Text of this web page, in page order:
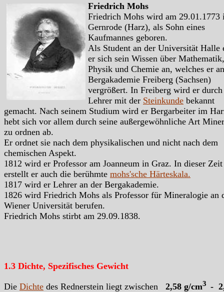
Friedrich Mohs
Friedrich Mohs wird am 29.01.1773
Gernrode (Harz), als Sohn eines
Kaufmannes geboren.
Als Student an der Universität Halle
er sich sein Wissen über Mathematik,
Physik und Chemie an, welches er
Bergakademie Freiberg (Sachsen)
vergrößert. In Freiberg wird er durch
Lehrer mit der Steinkunde bekannt
gemacht. Nach seinem Studium wird er Bergarbeiter im
hebt sich vor allem durch seine außergewöhnliche Art
zu ordnen ab.
Er ordnet sie nach dem physikalischen und nicht nach dem
chemischen Aspekt.
1812 wird er Professor am Joanneum in Graz. In dieser Zeit
erstellt er auch die berühmte mohs'sche Härteskala.
1817 wird er Lehrer an der Bergakademie.
1826 wird Friedrich Mohs als Professor für Mineralogie an
Wiener Universität berufen.
Friedrich Mohs stirbt am 29.09.1838.
1.3 Dichte, Spezifisches Gewicht
Die Dichte des Rednerstein liegt zwischen 2,58 g/cm3 -